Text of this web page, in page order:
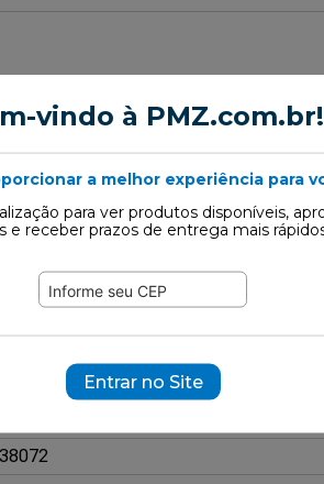
vindo à PMZ.com.br!
a melhor experiência para
para ver produtos disponíveis,
e receber prazos de entrega mais
Entrar no Site